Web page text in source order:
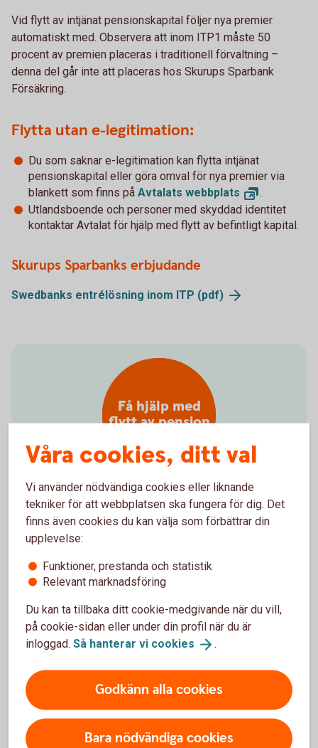
Vid flytt av intjänat pensionskapital följer nya premier
automatiskt med. Observera att inom ITP1 måste 50
procent av premien placeras i traditionell förvaltning –
denna del går inte att placeras hos Skurups Sparbank
Försäkring.
Flytta utan e-legitimation:
Du som saknar e-legitimation kan flytta intjänat
pensionskapital eller göra omval för nya premier via
blankett som finns på Avtalats webbplats
.
Utlandsboende och personer med skyddad identitet
kontaktar Avtalat för hjälp med flytt av befintligt kapital.
Skurups Sparbanks erbjudande
Swedbanks entrélösning inom ITP (pdf)
Hjälp att flytta tjänstepension
överblick? Vi kan inte flytta din tjänstepension åt dig,
men hjälper gärna till med det. Välkommen att
kontakta oss på telefon eller besöka ett bankkontor.
Ring 0771-22 11 22 så hjälper vi dig flytta
bankkontor
Få hjälp med
flytt av pension
Våra cookies, ditt val
Vi använder nödvändiga cookies eller liknande
tekniker för att webbplatsen ska fungera för dig. Det
finns även cookies du kan välja som förbättrar din
upplevelse:
Funktioner, prestanda och statistik
Relevant marknadsföring
Du kan ta tillbaka ditt cookie-medgivande när du vill,
på cookie-sidan eller under din profil när du är
inloggad. Så hanterar vi cookies .
Godkänn alla cookies
Bara nödvändiga cookies